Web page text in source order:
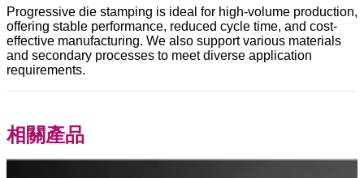
Progressive die stamping is ideal for high-volume production,
offering stable performance, reduced cycle time, and cost-
effective manufacturing. We also support various materials
and secondary processes to meet diverse application
requirements.
相關產品